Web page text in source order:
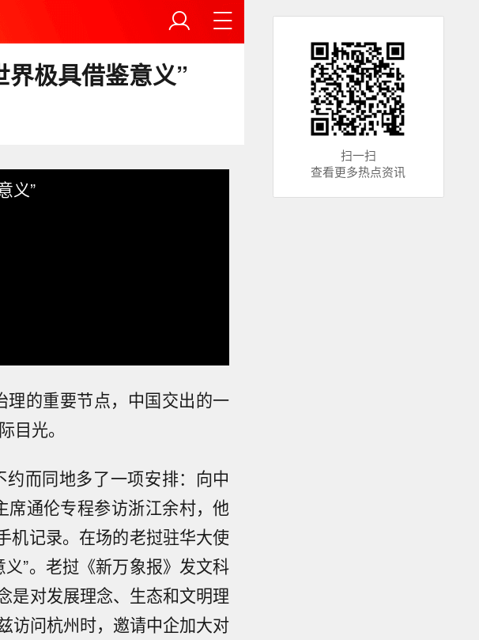
极具借鉴意义”
义”
的重要节点，中国交出的一
目光。
而同地多了一项安排：向中
席通伦专程参访浙江余村，他
机记录。在场的老挝驻华大使
”。老挝《新万象报》发文科
是对发展理念、生态和文明理
访问杭州时，邀请中企加大对
扫一扫
查看更多热点资讯